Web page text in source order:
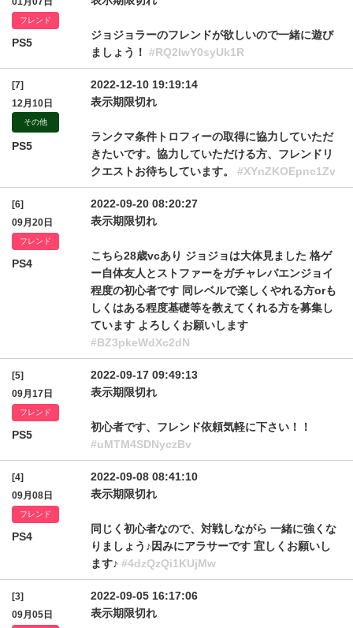
フレンド
PS5
ジョジョラーのフレンドが欲しいので一緒に遊び
ましょう！ #RQ2IwY0syUk1R
[7]
12月10日
その他
PS5
2022-12-10 19:19:14
表示期限切れ
ランクマ条件トロフィーの取得に協力していただ
きたいです。協力していただける方、フレンドリ
クエストお待ちしています。 #XYnZKOEpnc1Zv
[6]
09月20日
フレンド
PS4
2022-09-20 08:20:27
表示期限切れ
こちら28歳vcあり ジョジョは大体見ました 格ゲ
ー自体友人とストファーをガチャレバエンジョイ
程度の初心者です 同レベルで楽しくやれる方orも
しくはある程度基礎等を教えてくれる方を募集し
ています よろしくお願いします
#BZ3pkeWdXc2dN
[5]
09月17日
フレンド
PS5
2022-09-17 09:49:13
表示期限切れ
初心者です、フレンド依頼気軽に下さい！！
#uMTM4SDNyczBv
[4]
09月08日
フレンド
PS4
2022-09-08 08:41:10
表示期限切れ
同じく初心者なので、対戦しながら 一緒に強くな
りましょう♪因みにアラサーです 宜しくお願いし
ます♪ #4dzQzQi1KUjMw
[3]
09月05日
2022-09-05 16:17:06
表示期限切れ